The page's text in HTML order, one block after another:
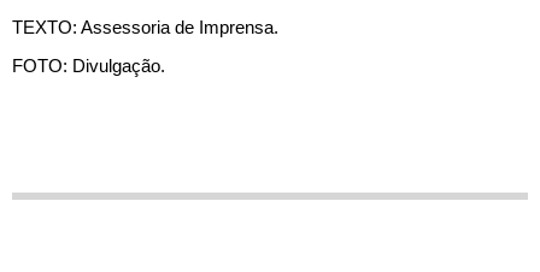
TEXTO: Assessoria de Imprensa.
FOTO: Divulgação.